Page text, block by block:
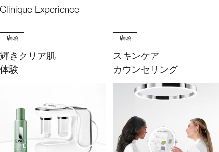
Clinique Experience
店頭
輝きクリア肌
体験
店頭
スキンケア
カウンセリング